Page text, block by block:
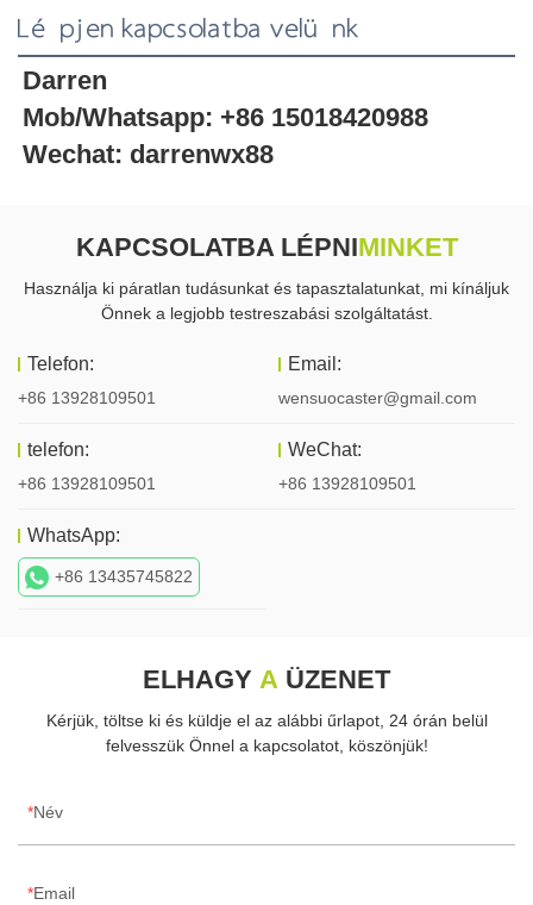
Lépjen kapcsolatba velünk
Darren
Mob/Whatsapp: +86 15018420988
Wechat: darrenwx88
KAPCSOLATBA LÉPNIMINKET
Használja ki páratlan tudásunkat és tapasztalatunkat, mi kínáljuk
Önnek a legjobb testreszabási szolgáltatást.
Telefon:
+86 13928109501
Email:
wensuocaster@gmail.com
telefon:
+86 13928109501
WeChat:
+86 13928109501
WhatsApp:
+86 13435745822
ELHAGY A ÜZENET
Kérjük, töltse ki és küldje el az alábbi űrlapot, 24 órán belül
felvesszük Önnel a kapcsolatot, köszönjük!
Név
Email